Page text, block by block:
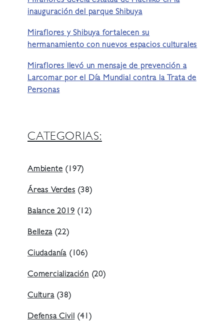
inauguración del parque Shibuya
Miraflores y Shibuya fortalecen su
hermanamiento con nuevos espacios culturales
Miraflores llevó un mensaje de prevención a
Larcomar por el Día Mundial contra la Trata de
Personas
CATEGORIAS:
Ambiente(197)
Áreas Verdes(38)
Balance 2019(12)
Belleza(22)
Ciudadanía (106)
Comercialización(20)
Cultura(38)
Defensa Civil(41)